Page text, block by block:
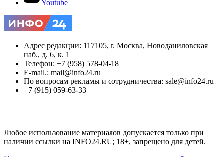
Youtube
Адрес редакции: 117105, г. Москва, Новоданиловская
наб., д. 6, к. 1
Телефон: +7 (958) 578-04-18
E-mail.: mail@info24.ru
По вопросам рекламы и сотрудничества: sale@info24.ru
+7 (915) 059-63-33
Любое использование материалов допускается только при
наличии ссылки на INFO24.RU; 18+, запрещено для детей.